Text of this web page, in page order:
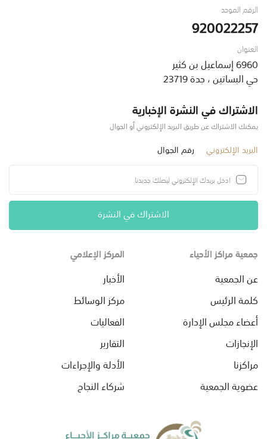
الرقم الموحد
920022257
العنوان
6960 إسماعيل بن كثير
حي البساتين ، جدة 23719
الاشتراك في النشرة الإخبارية
يمكنك الاشتراك عن طريق البريد الإلكتروني أو الجوال
البريد الإلكتروني رقم الجوال
الاشتراك في النشرة
جمعية مراكز الأحياء
عن الجمعية
كلمة الرئيس
أعضاء مجلس الإدارة
الإنجازات
مراكزنا
عضوية الجمعية
المركز الإعلامي
الأخبار
مركز الوسائط
الفعاليات
التقارير
الأدلة والإجراءات
شركاء النجاح